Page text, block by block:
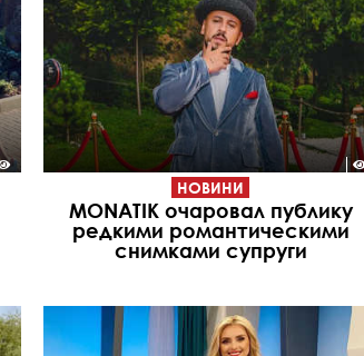
НОВИНИ
MONATIK очаровал публику
редкими романтическими
снимками супруги